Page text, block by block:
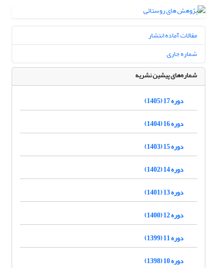
مقالات آماده انتشار
شماره جاری
شماره‌های پیشین نشریه
دوره 17 (1405)
دوره 16 (1404)
دوره 15 (1403)
دوره 14 (1402)
دوره 13 (1401)
دوره 12 (1400)
دوره 11 (1399)
دوره 10 (1398)